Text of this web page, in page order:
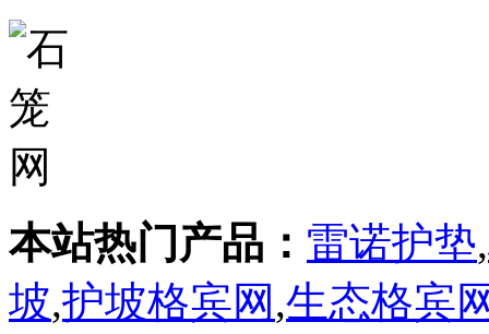
本站热门产品： 雷诺护垫,
坡,护坡格宾网 ,生态格宾